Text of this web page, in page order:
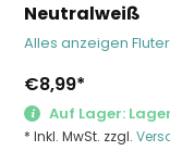
Neutralweiß
Alles anzeigen Fluter
€8,99*
Auf Lager:
* Inkl. MwSt. zzgl.